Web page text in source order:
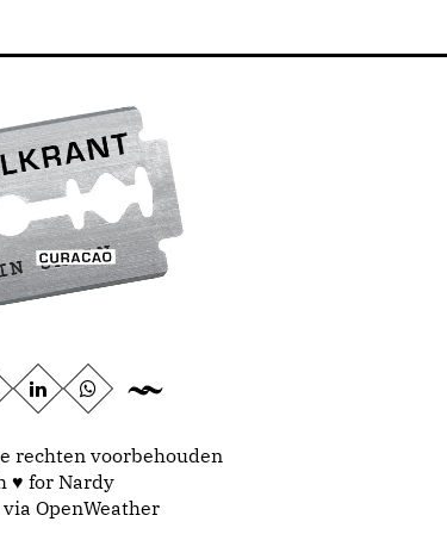
rechten voorbehouden
♥ for Nardy
OpenWeather